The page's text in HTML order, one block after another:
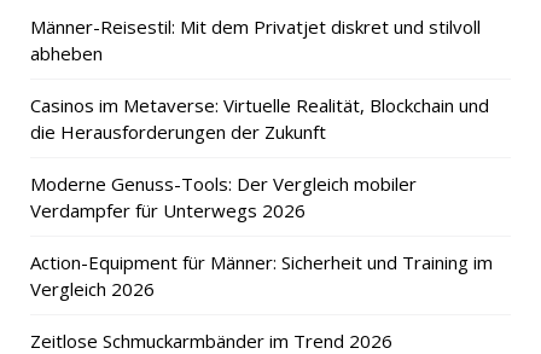
Männer-Reisestil: Mit dem Privatjet diskret und stilvoll
abheben
Casinos im Metaverse: Virtuelle Realität, Blockchain und
die Herausforderungen der Zukunft
Moderne Genuss-Tools: Der Vergleich mobiler
Verdampfer für Unterwegs 2026
Action-Equipment für Männer: Sicherheit und Training im
Vergleich 2026
Zeitlose Schmuckarmbänder im Trend 2026